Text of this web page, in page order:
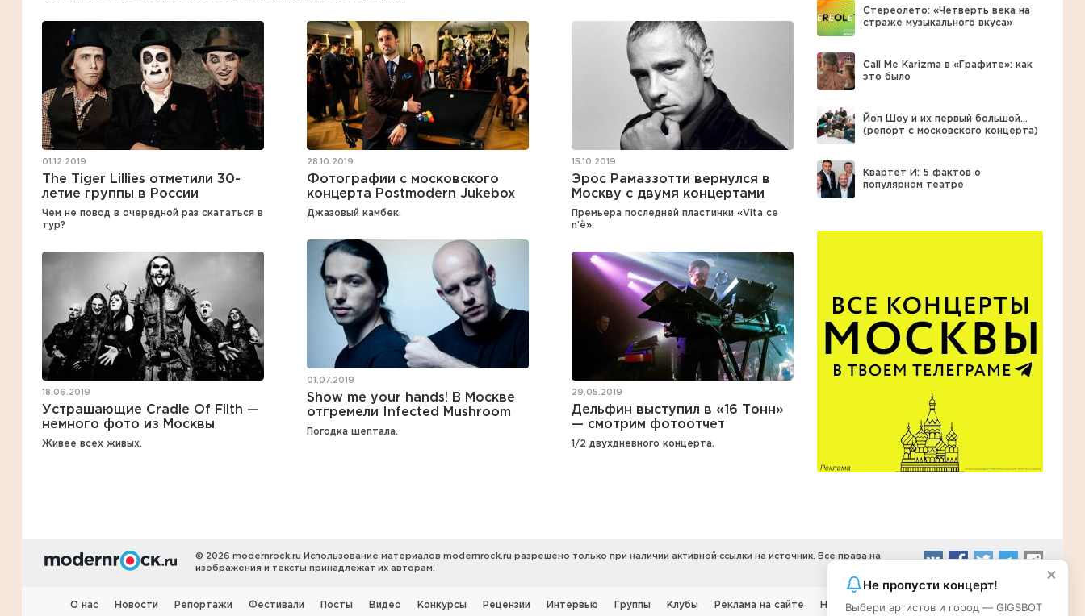
01.12.2019
The Tiger Lillies отметили 30-
летие группы в России
Чем не повод в очередной раз скататься в
тур?
28.10.2019
Фотографии с московского
концерта Postmodern Jukebox
Джазовый камбек.
15.10.2019
Эрос Рамаззотти вернулся в
Москву с двумя концертами
Премьера последней пластинки «Vita ce
n’è».
01.07.2019
Show me your hands! В Москве
отгремели Infected Mushroom
Погодка шептала.
18.06.2019
Устрашающие Cradle Of Filth —
немного фото из Москвы
Живее всех живых.
29.05.2019
Дельфин выступил в «16 Тонн»
— смотрим фотоотчет
1/2 двухдневного концерта.
Стереолето: «Четверть века на
страже музыкального вкуса»
Call Me Karizma в «Графите»: как
это было
Йоп Шоу и их первый большой…
(репорт с московского концерта)
Квартет И: 5 фактов о
популярном театре
© 2026 modernrock.ru Использование материалов modernrock.ru разрешено только при наличии активной ссылки на источник. Все права на
изображения и тексты принадлежат их авторам.
О нас Новости Репортажи Фестивали Посты Видео Конкурсы Рецензии Интервью Группы Клубы Реклама на сайте Наши партнеры Правообладателям
×
Не пропусти концерт!
Выбери артистов и город — GIGSBOT